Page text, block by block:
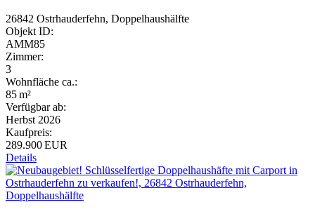
26842 Ostrhauderfehn, Doppelhaushälfte
Objekt ID:
AMM85
Zimmer:
3
Wohnfläche ca.:
85 m²
Verfügbar ab:
Herbst 2026
Kaufpreis:
289.900 EUR
Details